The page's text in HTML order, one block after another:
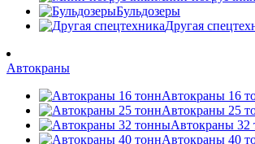
Бульдозеры
Другая
Автокраны
Автокраны 16
Автокраны 25
Автокраны 32
Автокраны 40